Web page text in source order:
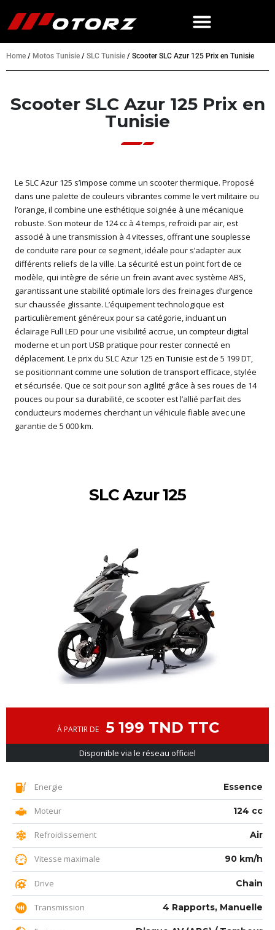
Home / Motos Tunisie / SLC Tunisie / Scooter SLC Azur 125 Prix en Tunisie
Scooter SLC Azur 125 Prix en
Tunisie
Le SLC Azur 125 s’impose comme un scooter thermique. Proposé
dans une palette de couleurs vibrantes comme le vert militaire ou
l’orange, il combine une esthétique soignée à une mécanique
robuste. Son moteur de 124 cc à 4 temps, refroidi par air, est
associé à une transmission à 4 vitesses, offrant une souplesse
de conduite rare pour ce segment, idéale pour s’adapter aux
différents reliefs de la ville. La sécurité est un point fort de ce
modèle, qui intègre de série un frein avant avec système ABS,
garantissant une stabilité optimale lors des freinages d’urgence
sur chaussée glissante. L’équipement technologique est
particulièrement généreux pour sa catégorie, incluant un
éclairage Full LED pour une visibilité accrue, un compteur digital
moderne et un port USB pratique pour rester connecté en
déplacement. Le prix du SLC Azur 125 en Tunisie est de 5 199 DT,
se positionnant comme une solution de transport efficace, stylée
et sécurisée. Que ce soit pour son agilité grâce à ses roues de 14
pouces ou pour sa durabilité, ce scooter est l’allié parfait des
conducteurs modernes cherchant un véhicule fiable avec une
garantie de 5 000 km.
SLC Azur 125
5 199 TND TTC
À PARTIR DE
Disponible via le réseau officiel
Energie Essence
Moteur 124 cc
Refroidissement Air
Vitesse maximale 90 km/h
Drive Chain
Transmission 4 Rapports, Manuelle